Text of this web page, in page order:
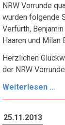
NRW Vorrunde
wurden folgende
Verfürth,
Haaren und Milan
Herzlichen
der NRW
Weiterlesen …
25.11.2013